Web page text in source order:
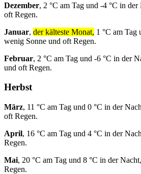
Dezember, 2 °C am Tag und -4 °C in
oft Regen.
Januar, der kälteste Monat, 1 °C am Tag
wenig Sonne und oft Regen.
Februar, 2 °C am Tag und -6 °C in der
und oft Regen.
Herbst
März, 11 °C am Tag und 0 °C in der
oft Regen.
April, 16 °C am Tag und 4 °C in der
Regen.
Mai, 20 °C am Tag und 8 °C in der
Regen.